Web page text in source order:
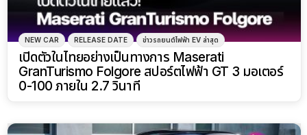
NEW CAR RELEASE DATE ข่าวรถยนต์ไฟฟ้า EV ล่าสุด
เปิดตัวในไทยอย่างเป็นทางการ Maserati
GranTurismo Folgore สปอร์ตไฟฟ้า GT 3 มอเตอร์
0-100 ภายใน 2.7 วินาที